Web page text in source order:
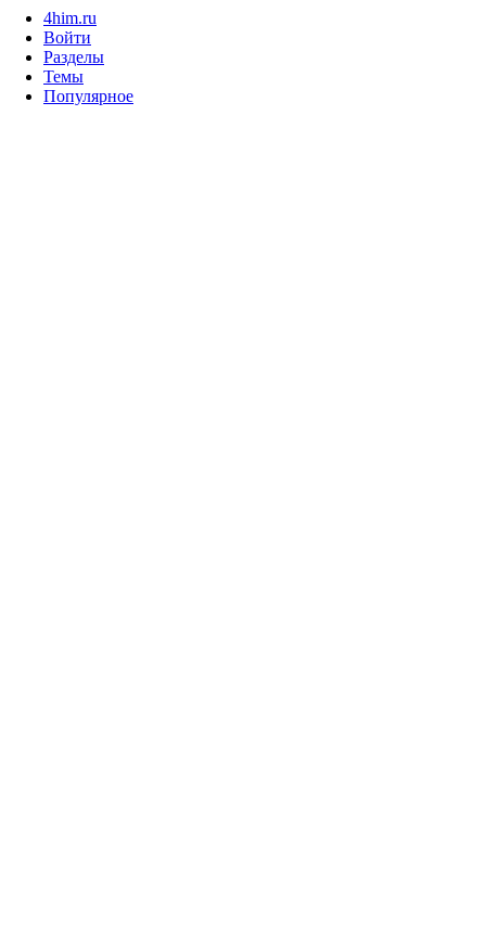
4him.ru
Войти
Разделы
Темы
Популярное